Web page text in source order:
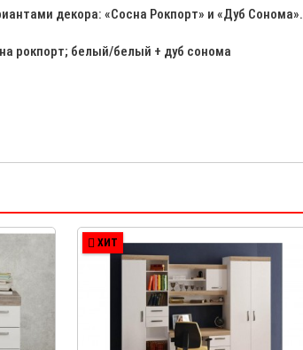
декора: «Сосна Рокпорт» и «Дуб Сонома».
рокпорт; белый/белый + дуб сонома
ХИТ